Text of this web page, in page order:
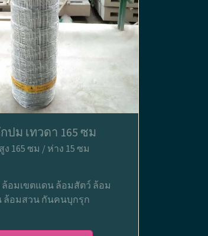
ปม เทวดา 165 ซม
ง 165 ซม / ห่าง 15 ซม
ล้อมเขตแดน ล้อมสัตว์ ล้อม
ล้อมสวน กันคนบุกรุก